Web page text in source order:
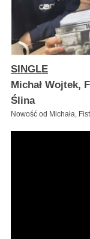
SINGLE
Michał Wojtek,
Ślina
Nowość od Michała,